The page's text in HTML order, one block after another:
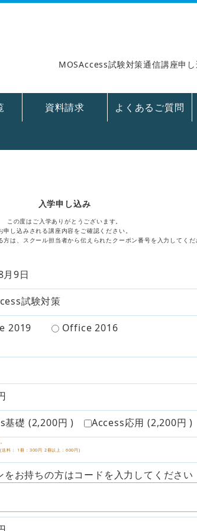
MOSAccess試験対策通信講座申
資料請求 よくあるご質問
入学申し込み
この度はご入学ありがとうございます。
申し込みされる講座内容をご確認ください。
方は、スクール担当者から伝えられたクーポン番号を入力してく
9日
試験対策
2019 Office 2016
基礎 (2,200円 ) Access応用 (2,200
(送料： 1冊：300円 2冊以上：600円)
をお持ちの方はコードを入力してください